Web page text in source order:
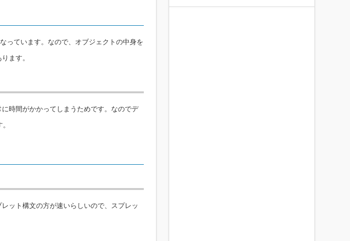
っています。なので、オブジェクトの中身を
ます。
時間がかかってしまうためです。なのでデ
ット構文の方が速いらしいので、スプレッ